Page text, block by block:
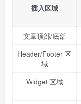
插入区域
文章顶部/底部
Header/Footer 区
域
Widget 区域